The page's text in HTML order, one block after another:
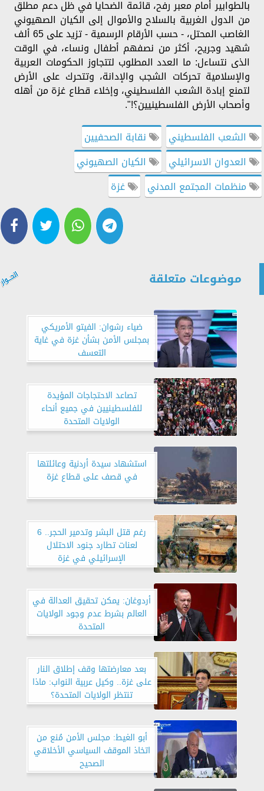
بالطوابير أمام معبر رفح، قائمة الضحايا في ظل دعم مطلق
من الدول الغربية بالسلاح والأموال إلى الكيان الصهيوني
الغاصب المحتل، - حسب الأرقام الرسمية - تزيد على 65 ألف
شهيد وجريح، أكثر من نصفهم أطفال ونساء، في الوقت
الذى نتساءل: ما العدد المطلوب لتتجاوز الحكومات العربية
والإسلامية تحركات الشجب والإدانة، وتتحرك على الأرض
لتمنع إبادة الشعب الفلسطيني، وإخلاء قطاع غزة من أهله
وأصحاب الأرض الفلسطينيين؟!".
الشعب الفلسطيني
نقابة الصحفيين
العدوان الاسرائيلي
الكيان الصهيوني
منظمات المجتمع المدني
غزة
موضوعات متعلقة
ضياء رشوان: الفيتو الأمريكي
بمجلس الأمن بشأن غزة في غاية
التعسف
تصاعد الاحتجاجات المؤيدة
للفلسطينيين في جميع أنحاء
الولايات المتحدة
استشهاد سيدة أردنية وعائلتها
في قصف على قطاع غزة
رغم قتل البشر وتدمير الحجر.. 6
لعنات تطارد جنود الاحتلال
الإسرائيلي في غزة
أردوغان: يمكن تحقيق العدالة في
العالم بشرط عدم وجود الولايات
المتحدة
بعد معارضتها وقف إطلاق النار
على غزة.. وكيل عربية النواب: ماذا
تنتظر الولايات المتحدة؟
أبو الغيط: مجلس الأمن مُنع من
اتخاذ الموقف السياسي الأخلاقي
الصحيح